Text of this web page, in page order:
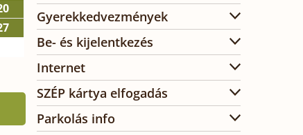
12
13 14 15 16
19
20 21 22 23
26
27 28
Gyerekkedvezmények
Be- és kijelentkezés
Internet
SZÉP kártya elfogadás
Parkolás info